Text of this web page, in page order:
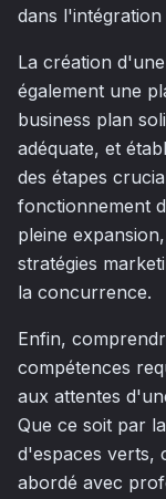
dans
La création
également une
business plan
adéquate, et
des étapes
fonctionnement
pleine
stratégies
la concurrence.
Enfin,
compétences
aux attentes
Que ce soit par
d'espaces verts,
abordé avec